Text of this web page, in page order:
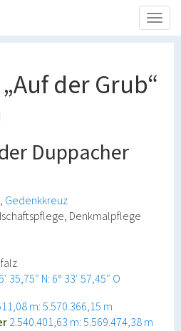
der Grub“
Duppacher
Gedenkkreuz
Denkmalpflege
35,75″ N: 6° 33′ 57,45″ O
m: 5.570.366,15 m
2.540.401,63 m: 5.569.474,38 m